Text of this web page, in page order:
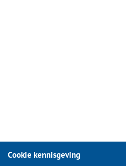
Cookie kennisgeving